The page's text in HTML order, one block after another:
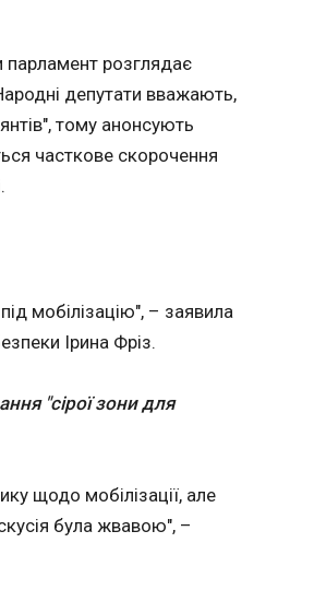
розповів про зустріч з
Вірменії Ніколом Пашиняном в
лідер повідомив у Фейсбук у понеділок, 4 травня.
партнерства. Запропонував
міжурядової комісії з
її наступне засідання
МЮ хочуть
Карріка
щодо
парламент розглядає
депутати вважають,
тому анонсують
часткове скорочення
мобілізацію", – заявила
Ірина Фріз.
"сірої зони для
щодо мобілізації, але
була жвавою", –